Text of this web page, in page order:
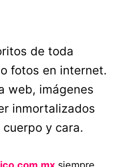
de toda
fotos en internet.
web, imágenes
inmortalizados
y cara.